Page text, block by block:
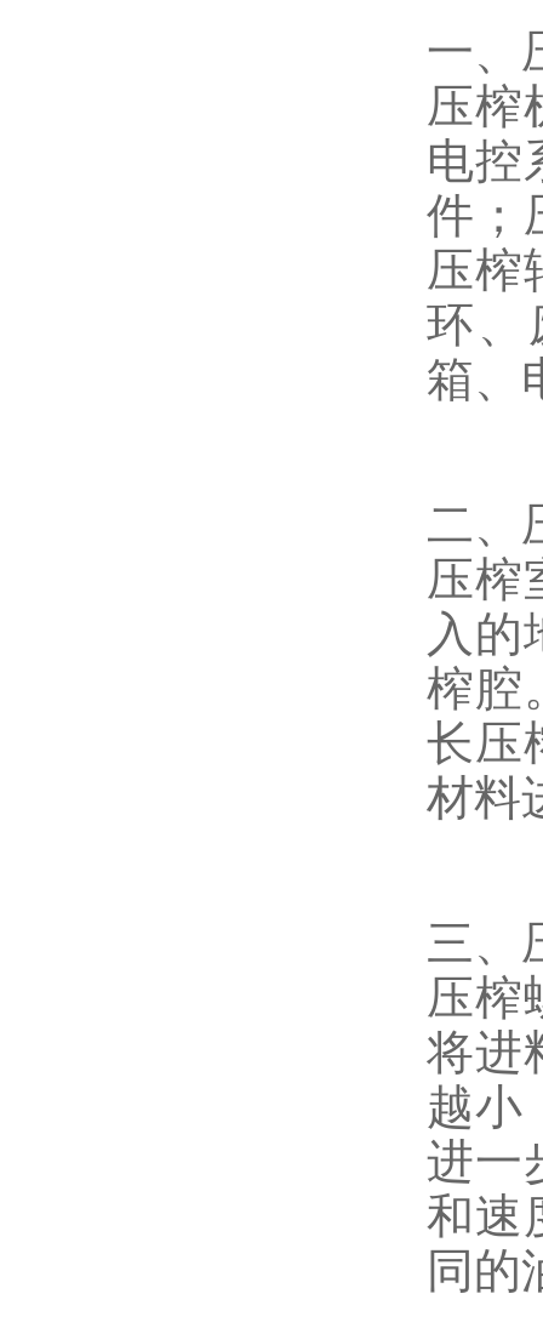
一、
压榨
电控
件；
压榨
环、
箱、
二、
压榨
入
榨腔
长压
材料
三、
压榨
将进
越小
进一
和速
同的